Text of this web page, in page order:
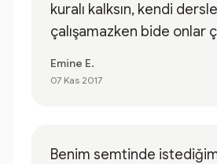
kuralı kalksın, kendi
çalışamazken bide onlar
Emine E.
07 Kas 2017
Benim semtinde